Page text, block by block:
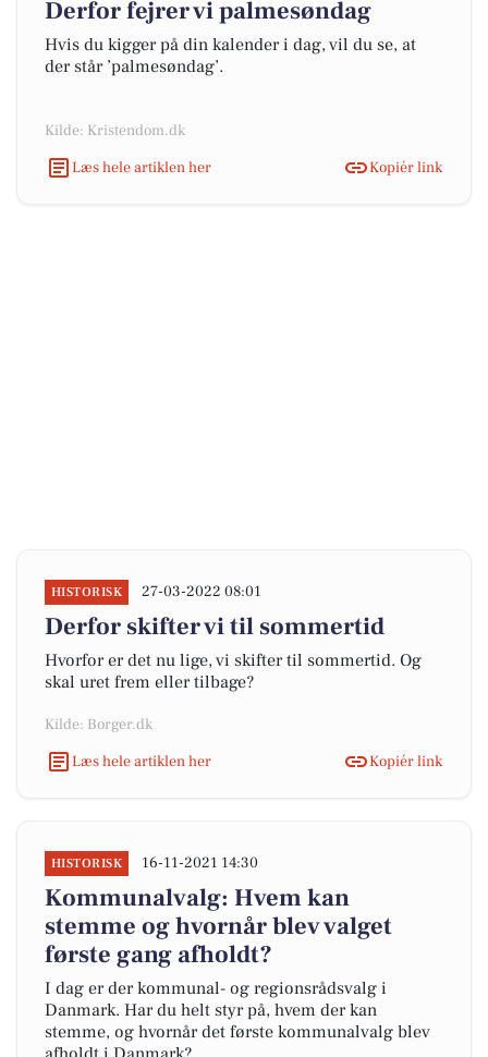
Derfor fejrer vi palmesøndag
Hvis du kigger på din kalender i dag, vil du se, at
der står ’palmesøndag’.
Kilde: Kristendom.dk
Læs hele artiklen her
Kopiér link
HISTORISK 27-03-2022 08:01
Derfor skifter vi til sommertid
Hvorfor er det nu lige, vi skifter til sommertid. Og
skal uret frem eller tilbage?
Kilde: Borger.dk
Læs hele artiklen her
Kopiér link
HISTORISK 16-11-2021 14:30
Kommunalvalg: Hvem kan
stemme og hvornår blev valget
første gang afholdt?
I dag er der kommunal- og regionsrådsvalg i
Danmark. Har du helt styr på, hvem der kan
stemme, og hvornår det første kommunalvalg blev